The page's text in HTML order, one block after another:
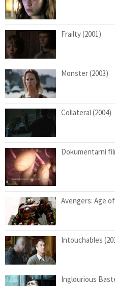
Frailty (2001)
Monster (2003)
Collateral (2004)
Dokumentarni
Avengers: Age
Intouchables
Inglourious